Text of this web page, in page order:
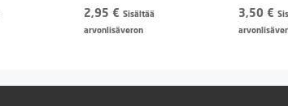
2,95 € Sisältää
arvonlisäveron
3,50 €